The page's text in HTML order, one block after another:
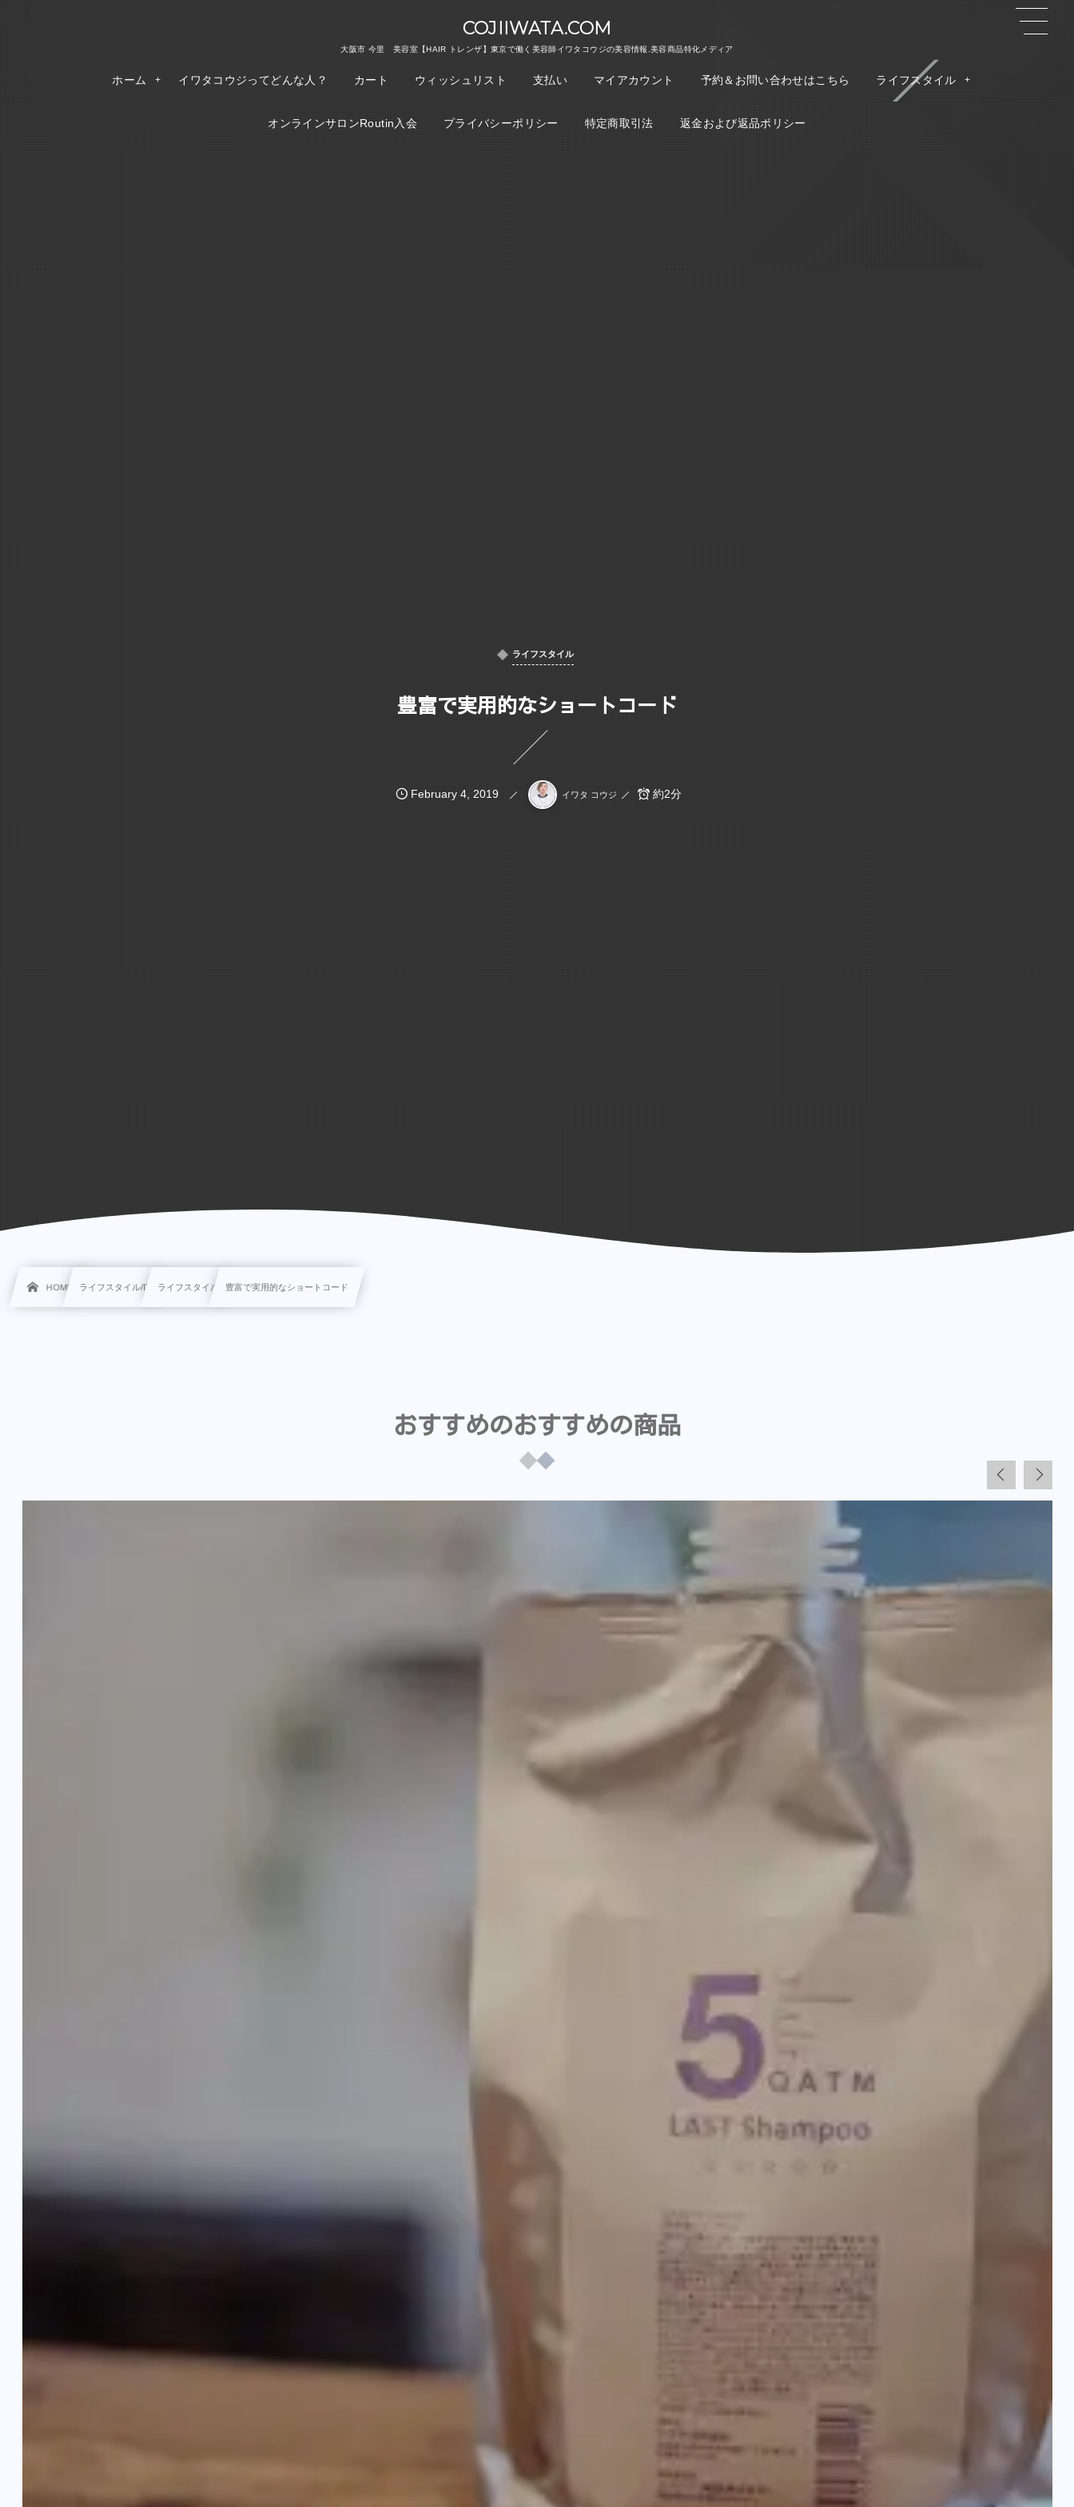
COJIIWATA.COM
大阪市 今里 美容室【HAIR トレンザ】東京で働く美容師イワタコウジの美容情報.美容商品特化メディア
ホーム イワタコウジってどんな人？ カート ウィッシュリスト 支払い マイアカウント 予約＆お問い合わせはこちら ライフスタイル
オンラインサロンRoutin入会 プライバシーポリシー 特定商取引法 返金および返品ポリシー
ライフスタイル
豊富で実用的なショートコード
February 4, 2019 イワタ コウジ 約2分
HOME ライフスタイル/IT ライフスタイル 豊富で実用的なショートコード
おすすめのおすすめの商品